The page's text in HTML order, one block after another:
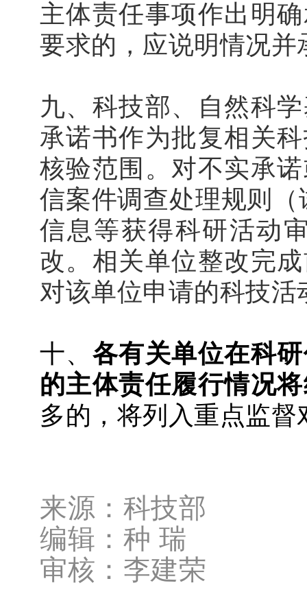
主体责任事项作出明
要求的，应说明情况并
九、科技部、自然科
承诺书作为批复相关
核验范围。对不实承
信案件调查处理规则
信息等获得科研活动
改。相关单位整改完
对该单位申请的科技活
十、 各有关单位在科
的主体责任履行情况
多的，将列入重点监督
来源：科技部
编辑：种 瑞
审核：李建荣